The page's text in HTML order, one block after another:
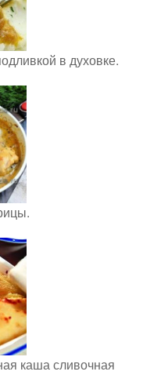
в духовке.
каша сливочная